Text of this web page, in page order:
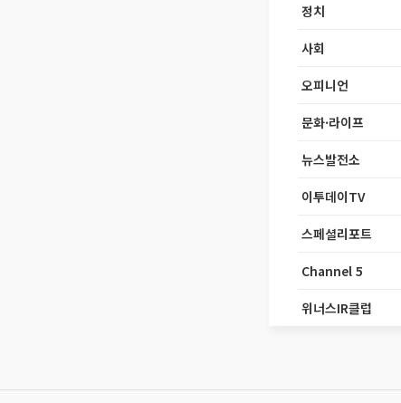
정치
사회
오피니언
문화·라이프
뉴스발전소
이투데이TV
스페셜리포트
Channel 5
위너스IR클럽